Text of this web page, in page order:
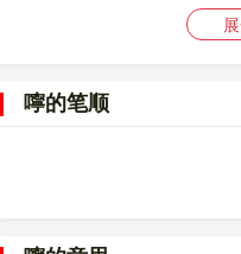
，中文电码
00005680，UTF-8：
嚀的笔顺